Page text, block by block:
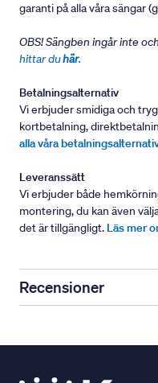
garanti på alla våra sängar
OBS! Sängben ingår inte
hittar duhär.
Betalningsalternativ
Vi erbjuder smidiga och
kortbetalning,
alla våra
Leveranssätt
Vi erbjuder både
montering, du kan även
det är tillgängligt. Läs mer
Recensioner